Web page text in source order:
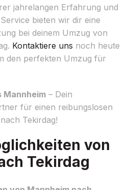
jahrelangen Erfahrung und
bieten wir dir eine
bei deinem Umzug von
Kontaktiere uns noch heute
den perfekten Umzug für
Mannheim – Dein
für einen reibungslosen
Tekirdag!
von
Tekirdag